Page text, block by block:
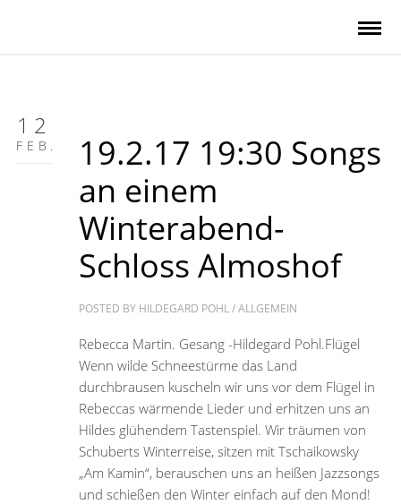
12
FEB.
19.2.17 19:30 Songs
an einem
Winterabend-
Schloss Almoshof
POSTED BY HILDEGARD POHL/ALLGEMEIN
Rebecca Martin. Gesang -Hildegard Pohl.Flügel
Wenn wilde Schneestürme das Land
durchbrausen kuscheln wir uns vor dem Flügel in
Rebeccas wärmende Lieder und erhitzen uns an
Hildes glühendem Tastenspiel. Wir träumen von
Schuberts Winterreise, sitzen mit Tschaikowsky
„Am Kamin“, berauschen uns an heißen Jazzsongs
und schießen den Winter einfach auf den Mond!